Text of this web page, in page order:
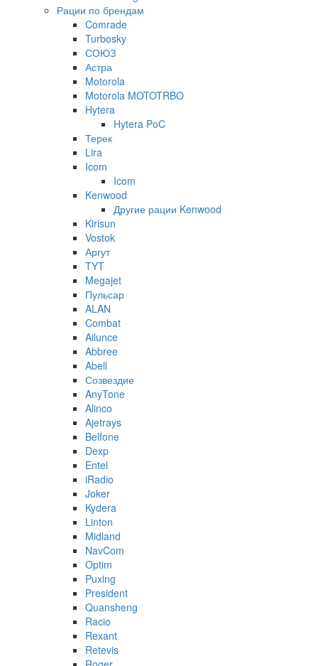
Рации по брендам
Comrade
Turbosky
СОЮЗ
Астра
Motorola
Motorola MOTOTRBO
Hytera
Hytera PoC
Терек
Lira
Icom
Icom
Kenwood
Другие рации Kenwood
Kirisun
Vostok
Аргут
TYT
Megajet
Пульсар
ALAN
Combat
Ailunce
Abbree
Abell
Созвездие
AnyTone
Alinco
Ajetrays
Belfone
Dexp
Entel
iRadio
Joker
Kydera
Linton
Midland
NavCom
Optim
Puxing
President
Quansheng
Racio
Rexant
Retevis